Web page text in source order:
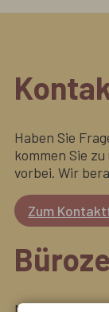
Haben Sie
kommen Sie
vorbei. Wir
Zum